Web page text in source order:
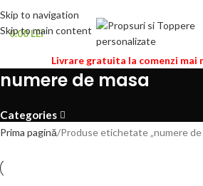
Skip to navigation
Skip to main content
0.00LEI
Livrare gratuita la comenzi mai
numere de masa
Categories
Prima pagină Produse etichetate „numere de